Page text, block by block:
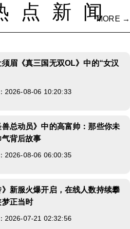
点新闻
MORE →
须眉《真三国无双OL》中的“女汉
2026-08-06 10:20:33
总动员》中的高富帅：那些你未
背后故事
2026-08-06 06:00:35
》新服火爆开启，在线人数持续攀
梦正当时
2026-07-21 02:32:56